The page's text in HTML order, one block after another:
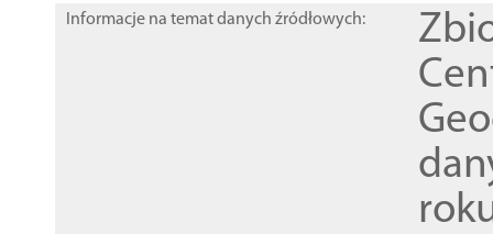
Informacje na temat danych źródłowych: